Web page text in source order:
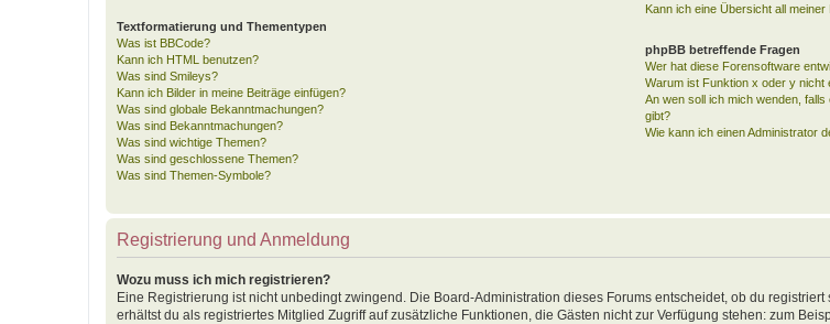
Textformatierung und Thementypen
Was ist BBCode?
Kann ich HTML benutzen?
Was sind Smileys?
Kann ich Bilder in meine Beiträge einfügen?
Was sind globale Bekanntmachungen?
Was sind Bekanntmachungen?
Was sind wichtige Themen?
Was sind geschlossene Themen?
Was sind Themen-Symbole?
Kann ich eine Übersicht all
phpBB betreffende Fragen
Wer hat diese Forensoftware
Warum ist Funktion x oder y nicht
An wen soll ich mich wenden,
gibt?
Wie kann ich einen Administrator
Registrierung und Anmeldung
Wozu muss ich mich registrieren?
Eine Registrierung ist nicht unbedingt zwingend. Die Board-Administration dieses Forums entscheidet, ob du registriert
erhältst du als registriertes Mitglied Zugriff auf zusätzliche Funktionen, die Gästen nicht zur Verfügung stehen: zum